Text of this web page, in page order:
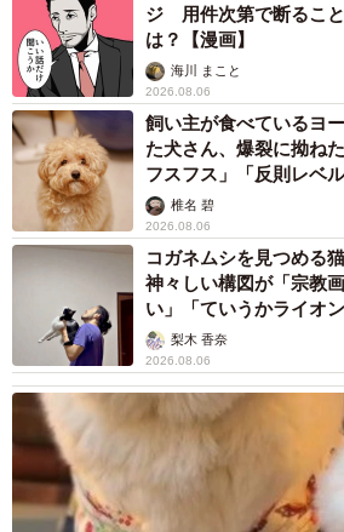
ジ 用件次第で断るこ
は？【漫画】
海川 まこと
2026.08.06
飼い主が食べているヨ
た犬さん、爆裂に拗ね
フスフス」「反則レベル
椎名 碧
2026.08.06
コガネムシを見つめる
神々しい構図が「宗教
い」「ていうかライオン
梨木 香奈
2026.08.06